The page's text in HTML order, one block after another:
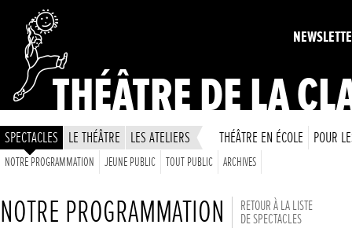
THÉÂTRE DE LA
SPECTACLES
NOTRE PROGRAMMATION JEUNE PUBLIC TOUT PUBLIC ARCHIVES
LE THÉÂTRE LES ATELIERS THÉÂTRE EN ÉCOLE POUR
NOTRE PROGRAMMATION RETOUR À LA LISTE
DE SPECTACLES